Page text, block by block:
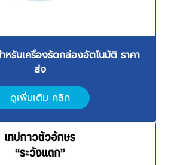
หรับเครื่องรัดกล่องอัตโนมัติ ราคา
ส่ง
ดูเพิ่มเติม คลิก